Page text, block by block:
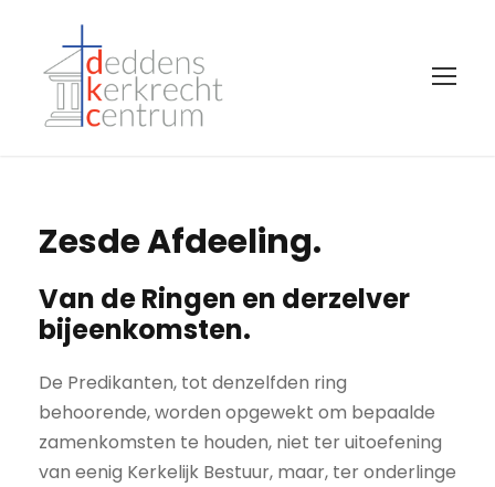
Zesde Afdeeling.
Van de Ringen en derzelver
bijeenkomsten.
De Predikanten, tot denzelfden ring
behoorende, worden opgewekt om bepaalde
zamenkomsten te houden, niet ter uitoefening
van eenig Kerkelijk Bestuur, maar, ter onderlinge